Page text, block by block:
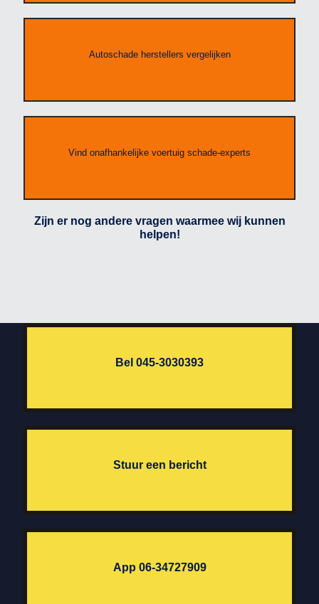
Autoschade herstellers vergelijken
Vind onafhankelijke voertuig schade-experts
Zijn er nog andere vragen waarmee wij kunnen
helpen!
Bel 045-3030393
Stuur een bericht
App 06-34727909